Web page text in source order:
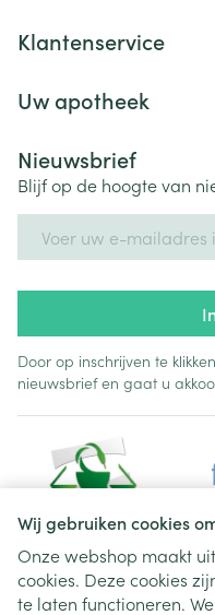
Wij gebruiken cookies
Onze webshop maakt
cookies. Deze cookies
te laten functioneren.
Klantenservice
Uw apotheek
Nieuwsbrief
Blijf op de hoogte van
Door op inschrijven te
nieuwsbrief en gaat u
Juridische links